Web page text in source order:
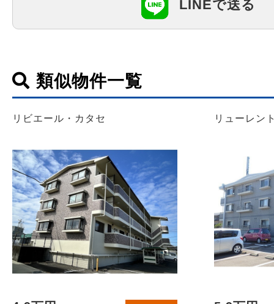
LINEで送る
類似物件一覧
リビエール・カタセ リューレン